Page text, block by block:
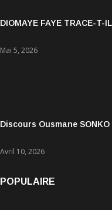
DIOMAYE FAYE TRACE-T-
Mai 5, 2026
Discours Ousmane
Avril 10, 2026
POPULAIRE